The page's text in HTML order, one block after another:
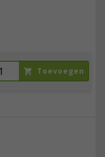
Toevoegen